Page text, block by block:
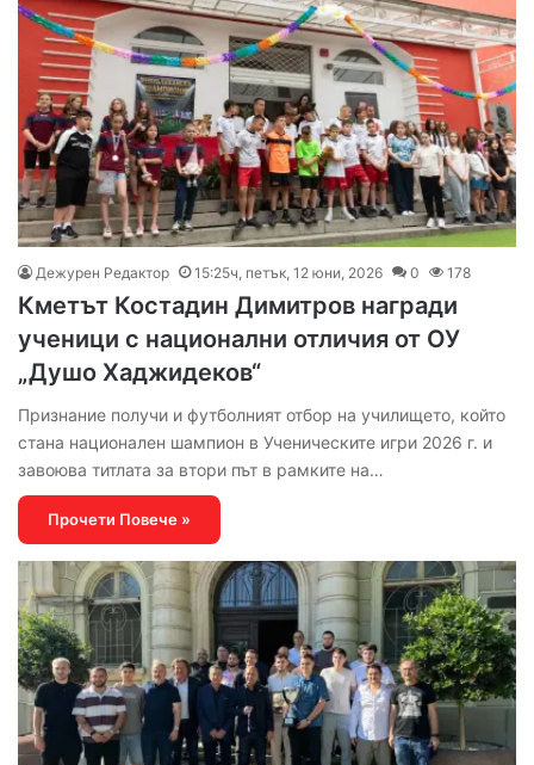
Дежурен Редактор 15:25ч, петък, 12 юни, 2026 0 178
Кметът Костадин Димитров награди
ученици с национални отличия от ОУ
„Душо Хаджидеков“
Признание получи и футболният отбор на училището, който
стана национален шампион в Ученическите игри 2026 г. и
завоюва титлата за втори път в рамките на…
Прочети Повече »